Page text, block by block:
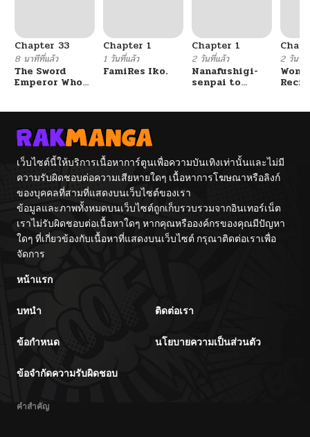
Chapter 33
8 นาทีที่แล้ว
The Sword
Emperor Who
จักรพรรดิเทพดาบ
ผงาดเหนือชาติภพ
Chapter 1
1 วันที่แล้ว
FamiRes Iko.
Chapter 1
2 วันที่แล้ว
Nanafushigi-
senpai to
2 วันที่แ
เว็บไซต์นี้ให้บริการเนื้อหาการ์ตูนเพื่อความบันเทิงเท่านั้นและไม่มี
ความรับผิดชอบต่อความเสียหายใดๆ เนื้อหาการโฆษณาหรือลิงก์
ของบุคคลที่สามที่แสดงบนเว็บไซต์ของเรา
ข้อมูลและภาพทั้งหมดบนเว็บไซต์ถูกเก็บรวบรวมจากอินเทอร์เน็ต
เราไม่รับผิดชอบต่อเนื้อหาใดๆ หากคุณหรือองค์กรของคุณมีปัญหา
ใดๆ ที่เกี่ยวข้องกับเนื้อหาที่แสดงบนเว็บไซต์ กรุณาติดต่อเราเพื่อ
จัดการ
หน้าแรก
บทนำ ติดต่อเรา
ข้อกำหนด นโยบายความเป็นส่วนตัว
ข้อจำกัดความรับผิดชอบ
คำสำคัญ